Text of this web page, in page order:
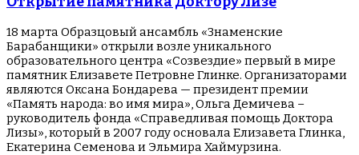
18 марта Образцовый ансамбль «Знаменские
Барабанщики» открыли возле уникального
образовательного центра «Созвездие» первый в мире
памятник Елизавете Петровне Глинке. Организаторами
являются Оксана Бондарева — президент премии
«Память народа: во имя мира», Ольга Демичева –
руководитель фонда «Справедливая помощь Доктора
Лизы», который в 2007 году основала Елизавета Глинка,
Екатерина Семенова и Эльмира Хаймурзина.